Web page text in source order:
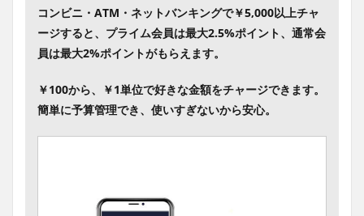
コンビニ・ATM・ネットバンキングで￥5,000以上チャ
ージすると、プライム会員は最大2.5%ポイント、通常会
員は最大2%ポイントがもらえます。
￥100から、￥1単位で好きな金額をチャージできます。
簡単に予算管理でき、使いすぎないから安心。